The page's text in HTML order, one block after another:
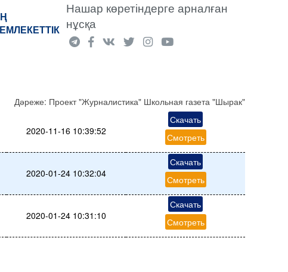
Нашар көретіндерге арналған
нұсқа
Дәреже: Проект "Журналистика" Школьная газета "Шырак"
2020-11-16 10:39:52
Скачать
Смотреть
2020-01-24 10:32:04
Скачать
Смотреть
2020-01-24 10:31:10
Скачать
Смотреть